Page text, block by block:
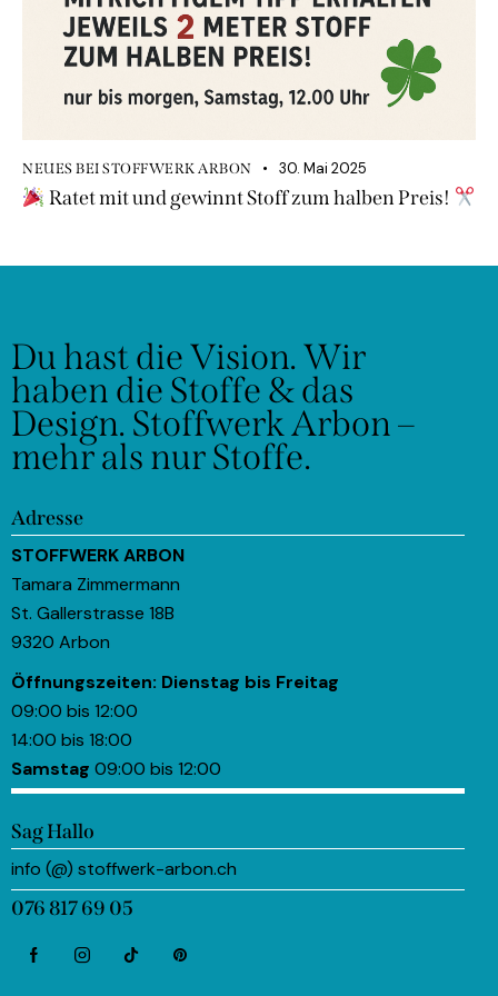
NEUES BEI STOFFWERK ARBON 30. Mai 2025
Ratet mit und gewinnt Stoff zum halben Preis!
Du hast die Vision.Wir
haben die Stoffe & das
Design. Stoffwerk Arbon –
mehr als nur Stoffe.
Adresse
STOFFWERK ARBON
Tamara Zimmermann
St. Gallerstrasse 18B
9320 Arbon
Öffnungszeiten: Dienstag bis Freitag
09:00 bis 12:00
14:00 bis 18:00
Samstag 09:00 bis 12:00
Sag Hallo
info (@) stoffwerk-arbon.ch
076 817 69 05